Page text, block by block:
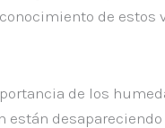
de
de los
están